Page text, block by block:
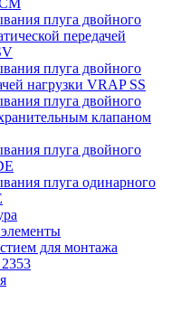
плуга двойного
передачей
плуга двойного
нагрузки VRAP SS
плуга двойного
клапаном
плуга двойного
плуга одинарного
для монтажа